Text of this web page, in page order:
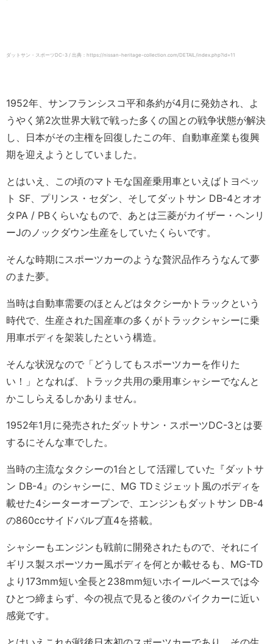
ダットサン・スポーツDC-3 / 出典：https://nissan-heritage-collection.com/DETAIL/index.php?id=11
1952年、サンフランシスコ平和条約が4月に発効され、よ
うやく第2次世界大戦で戦った多くの国との戦争状態が解決
し、日本がその主権を回復したこの年、自動車産業も復興
期を迎えようとしていました。
とはいえ、この頃のマトモな国産乗用車といえばトヨペッ
ト SF、プリンス・セダン、そしてダットサン DB-4とオオ
タPA / PBくらいなもので、あとは三菱がカイザー・ヘンリ
ーJのノックダウン生産をしていたくらいです。
そんな時期にスポーツカーのような贅沢品作ろうなんて夢
のまた夢。
当時は自動車需要のほとんどはタクシーかトラックという
時代で、生産された国産車の多くがトラックシャシーに乗
用車ボディを架装したという構造。
そんな状況なので「どうしてもスポーツカーを作りた
い！」となれば、トラック共用の乗用車シャシーでなんと
かこしらえるしかありません。
1952年1月に発売されたダットサン・スポーツDC-3とは要
するにそんな車でした。
当時の主流なタクシーの1台として活躍していた『ダットサ
ン DB-4』のシャシーに、MG TDミジェット風のボディを
載せた4シーターオープンで、エンジンもダットサン DB-4
の860ccサイドバルブ直4を搭載。
シャシーもエンジンも戦前に開発されたもので、それにイ
ギリス製スポーツカー風ボディを何とか載せるも、MG-TD
より173mm短い全長と238mm短いホイールベースでは今
ひとつ締まらず、今の視点で見ると後のパイクカーに近い
感覚です。